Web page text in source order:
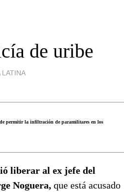
de uribe
LATINA
permitir la infiltración de paramilitares en los
liberar al ex jefe del
Noguera, que está acusado